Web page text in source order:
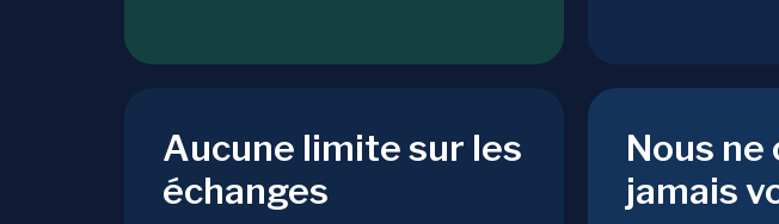
Aucune limite sur les
échanges
Nous ne
jamais